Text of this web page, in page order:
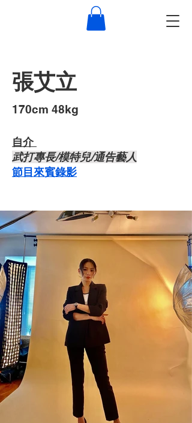
張艾立
​170cm 48kg
自介 ​
武打專長/模特兒/通告藝人
節目來賓錄影